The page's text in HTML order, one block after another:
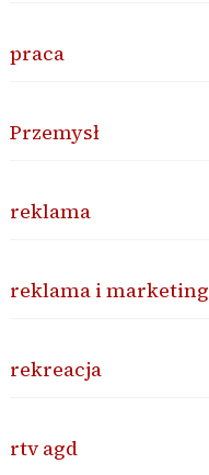
praca
Przemysł
reklama
reklama i marketing
rekreacja
rtv agd